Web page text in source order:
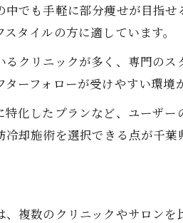
でも手軽に部分痩せが目指
タイルの方に適しています。
クリニックが多く、専門の
ーフォローが受けやすい環境
化したプランなど、ユーザ
却施術を選択できる点が千葉
複数のクリニックやサロン
ご予約はこちら
ご予約はこちら